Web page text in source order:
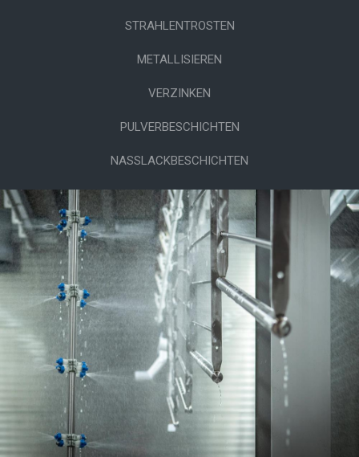
STRAHLENTROSTEN
METALLISIEREN
VERZINKEN
PULVERBESCHICHTEN
NASSLACKBESCHICHTEN